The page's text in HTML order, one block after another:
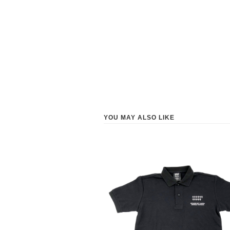
YOU MAY ALSO LIKE